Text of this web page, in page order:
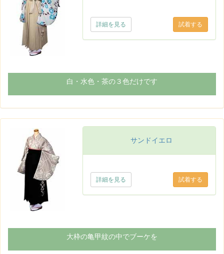
詳細を見る
白・水色・茶の３色だけです
サンドイエロ
詳細を見る
大枠の亀甲紋の中でブーケを